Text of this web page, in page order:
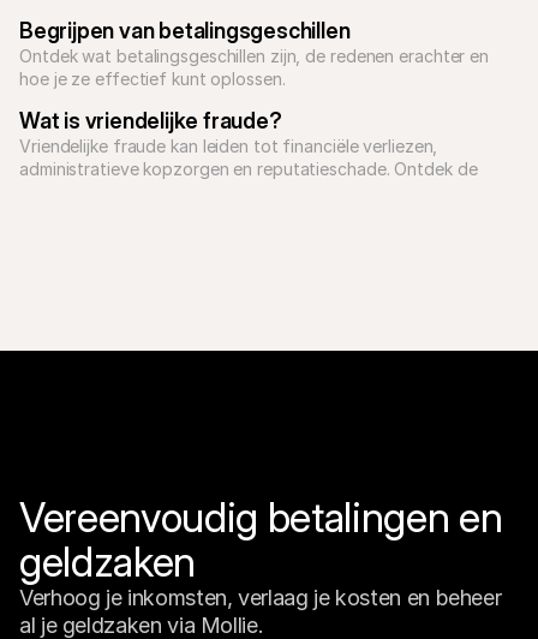
Begrijpen van betalingsgeschillen
Ontdek wat betalingsgeschillen zijn, de redenen erachter en
hoe je ze effectief kunt oplossen.
Wat is vriendelijke fraude?
Vriendelijke fraude kan leiden tot financiële verliezen,
administratieve kopzorgen en reputatieschade. Ontdek de
Vereenvoudig betalingen en
geldzaken
Verhoog je inkomsten, verlaag je kosten en beheer
al je geldzaken via Mollie.